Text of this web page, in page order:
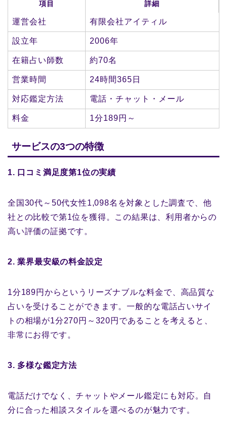
項目 詳細
運営会社 有限会社アイティル
設立年 2006年
在籍占い師数 約70名
営業時間 24時間365日
対応鑑定方法 電話・チャット・メール
料金 1分189円～
サービスの3つの特徴
1. 口コミ満足度第1位の実績
全国30代～50代女性1,098名を対象とした調査で、他
社との比較で第1位を獲得。この結果は、利用者からの
高い評価の証拠です。
2. 業界最安級の料金設定
1分189円からというリーズナブルな料金で、高品質な
占いを受けることができます。一般的な電話占いサイ
トの相場が1分270円～320円であることを考えると、
非常にお得です。
3. 多様な鑑定方法
電話だけでなく、チャットやメール鑑定にも対応。自
分に合った相談スタイルを選べるのが魅力です。